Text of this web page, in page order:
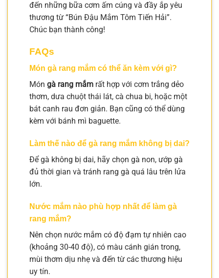
đến những bữa cơm ấm cúng và đầy ắp yêu
thương từ “Bún Đậu Mắm Tôm Tiến Hải”.
Chúc bạn thành công!
FAQs
Món gà rang mắm có thể ăn kèm với gì?
Món gà rang mắm rất hợp với cơm trắng dẻo
thơm, dưa chuột thái lát, cà chua bi, hoặc một
bát canh rau đơn giản. Bạn cũng có thể dùng
kèm với bánh mì baguette.
Làm thế nào để gà rang mắm không bị dai?
Để gà không bị dai, hãy chọn gà non, ướp gà
đủ thời gian và tránh rang gà quá lâu trên lửa
lớn.
Nước mắm nào phù hợp nhất để làm gà
rang mắm?
Nên chọn nước mắm có độ đạm tự nhiên cao
(khoảng 30-40 độ), có màu cánh gián trong,
mùi thơm dịu nhẹ và đến từ các thương hiệu
uy tín.